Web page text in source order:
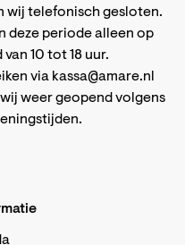
wij telefonisch gesloten.
deze periode alleen op
10 tot 18 uur.
via kassa@amare.nl
weer geopend volgens
.